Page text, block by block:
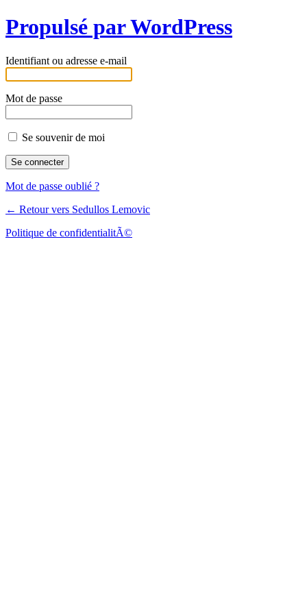
Propulsé par WordPress
Identifiant ou adresse e-mail
Mot de passe
Se souvenir de moi
Mot de passe oublié ?
← Retour vers Sedullos Lemovic
Politique de confidentialitÃ©